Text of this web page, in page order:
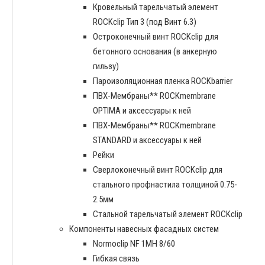
Кровельный тарельчатый элемент
ROCKclip Тип 3 (под Винт 6.3)
Остроконечный винт ROCKclip для
бетонного основания (в анкерную
гильзу)
Пароизоляционная пленка ROCKbarrier
ПВХ-Мембраны** ROCKmembrane
OPTIMA и аксессуары к ней
ПВХ-Мембраны** ROCKmembrane
STANDARD и аксессуары к ней
Рейки
Сверлоконечный винт ROCKclip для
стального профнастила толщиной 0.75-
2.5мм
Стальной тарельчатый элемент ROCKclip
Компоненты навесных фасадных систем
Normoclip NF 1MH 8/60
Гибкая связь